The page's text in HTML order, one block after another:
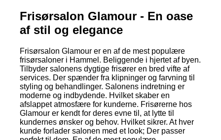
Frisørsalon Glamour - En oase
af stil og elegance
Frisørsalon Glamour er en af de mest populære
frisørsaloner i Hammel. Beliggende i hjertet af byen.
Tilbyder salonens dygtige frisører en bred vifte af
services. Der spænder fra klipninger og farvning til
styling og behandlinger. Salonens indretning er
moderne og indbydende. Hvilket skaber en
afslappet atmosfære for kunderne. Frisørerne hos
Glamour er kendt for deres evne til, at lytte til
kundernes ønsker og behov. Hvilket sikrer. At hver
kunde forlader salonen med et look; Der passer